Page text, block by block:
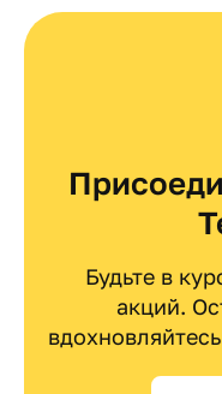
Будьте в
акций.